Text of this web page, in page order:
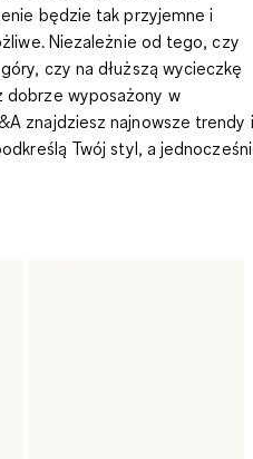
będzie tak przyjemne i
Niezależnie od tego, czy
czy na dłuższą wycieczkę
dobrze wyposażony w
znajdziesz najnowsze trendy i
Twój styl, a